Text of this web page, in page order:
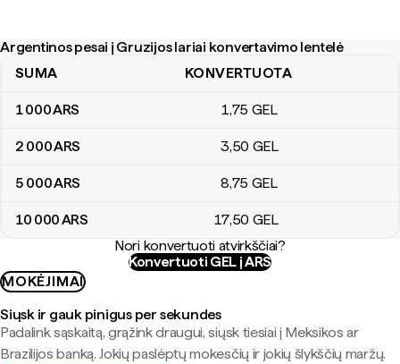
Argentinos pesai į Gruzijos lariai konvertavimo lentelė
Argentinos pesai į Gruzijos lariai konvertavimo lentelė
SUMA KONVERTUOTA
1 000ARS 1,75 GEL
2 000ARS 3,50 GEL
5 000ARS 8,75 GEL
10 000ARS 17,50 GEL
Nori konvertuoti atvirkščiai?
Konvertuoti GEL į ARS
MOKĖJIMAI
Siųsk ir gauk pinigus per sekundes
Padalink sąskaitą, grąžink draugui, siųsk tiesiai į Meksikos ar
Brazilijos banką. Jokių paslėptų mokesčių ir jokių šlykščių maržų.